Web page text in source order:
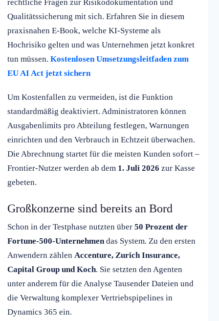
rechtliche Fragen zur Risikodokumentation und
Qualitätssicherung mit sich. Erfahren Sie in diesem
praxisnahen E-Book, welche KI-Systeme als
Hochrisiko gelten und was Unternehmen jetzt konkret
tun müssen. Kostenlosen Umsetzungsleitfaden zum
EU AI Act jetzt sichern
Um Kostenfallen zu vermeiden, ist die Funktion
standardmäßig deaktiviert. Administratoren können
Ausgabenlimits pro Abteilung festlegen, Warnungen
einrichten und den Verbrauch in Echtzeit überwachen.
Die Abrechnung startet für die meisten Kunden sofort –
Frontier-Nutzer werden ab dem 1. Juli 2026 zur Kasse
gebeten.
Großkonzerne sind bereits an Bord
Schon in der Testphase nutzten über 50 Prozent der
Fortune-500-Unternehmendas System. Zu den ersten
Anwendern zählen Accenture, Zurich Insurance,
Capital Group und Koch. Sie setzten den Agenten
unter anderem für die Analyse Tausender Dateien und
die Verwaltung komplexer Vertriebspipelines in
Dynamics 365 ein.